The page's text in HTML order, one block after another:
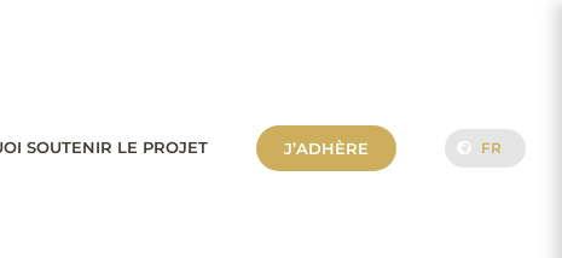
SOUTENIR LE PROJET J’ADHÈRE FR